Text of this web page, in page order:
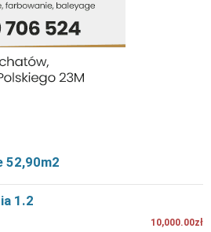
52,90m2
1.2
10,000.00zł